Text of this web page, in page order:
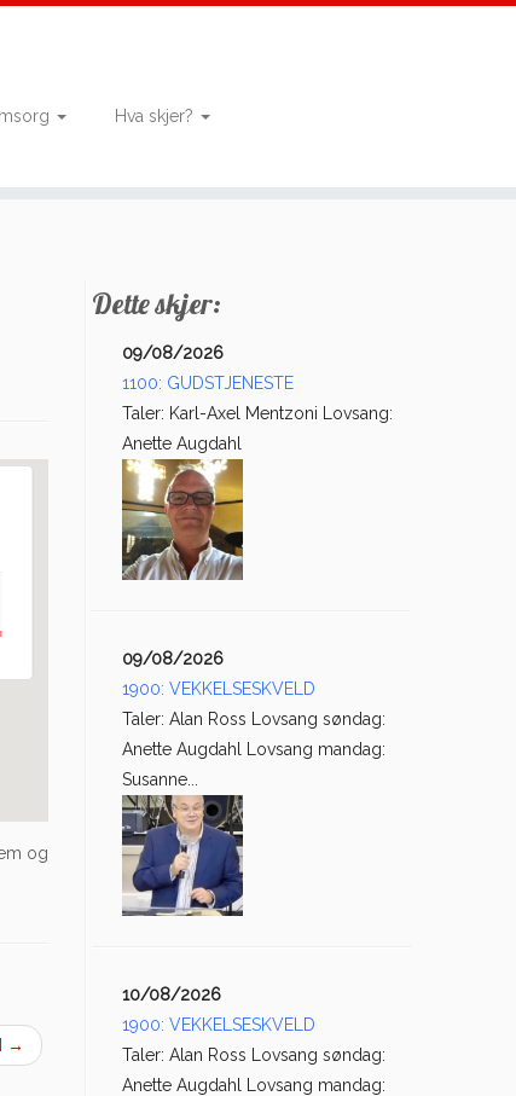
Hva skjer?
og
→
Dette skjer:
09/08/2026
1100: GUDSTJENESTE
Taler: Karl-Axel Mentzoni Lovsang:
Anette Augdahl
09/08/2026
1900: VEKKELSESKVELD
Taler: Alan Ross Lovsang søndag:
Anette Augdahl Lovsang mandag:
Susanne...
10/08/2026
1900: VEKKELSESKVELD
Taler: Alan Ross Lovsang søndag:
Anette Augdahl Lovsang mandag: